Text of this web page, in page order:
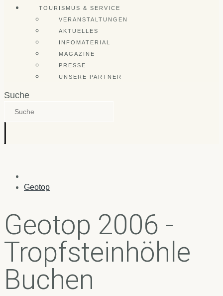
TOURISMUS & SERVICE
VERANSTALTUNGEN
AKTUELLES
INFOMATERIAL
MAGAZINE
PRESSE
UNSERE PARTNER
Suche
Geotop
Geotop 2006 -
Tropfsteinhöhle
Buchen